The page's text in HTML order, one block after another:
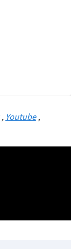
,Youtube ,